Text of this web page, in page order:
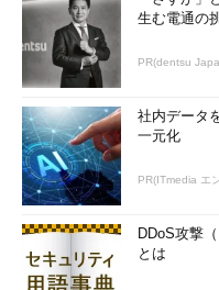
生む電通の
PR(dentsu
社内データ
一元化
PR(ITmedia エ
DDoS攻撃
とは